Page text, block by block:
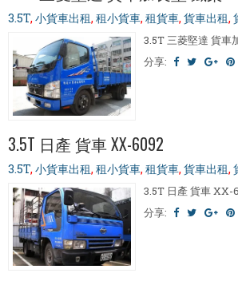
3.5T, 小貨車出租, 租小貨車, 租貨車, 貨車出租,
3.5T 三菱堅達 貨車
分享:
3.5T 日產 貨車 XX-6092
3.5T, 小貨車出租, 租小貨車, 租貨車, 貨車出租,
3.5T 日產 貨車 XX-
分享: